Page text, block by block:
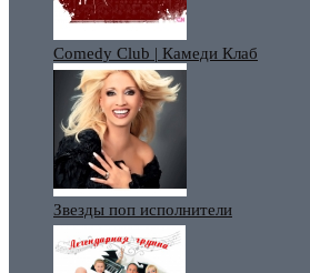
Comedy Club | Камеди Клаб
Звезды поп исполнители